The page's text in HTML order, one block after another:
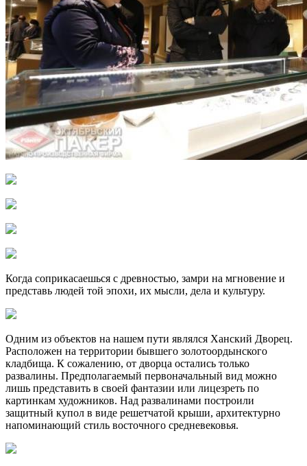
Когда соприкасаешься с древностью, замри на мгновение и
представь людей той эпохи, их мысли, дела и культуру.
Одним из объектов на нашем пути являлся Ханский Дворец.
Расположен на территории бывшего золотоордынского
кладбища. К сожалению, от дворца остались только
развалины. Предполагаемый первоначальный вид можно
лишь представить в своей фантазии или лицезреть по
картинкам художников. Над развалинами построили
защитный купол в виде решетчатой крыши, архитектурно
напоминающий стиль восточного средневековья.